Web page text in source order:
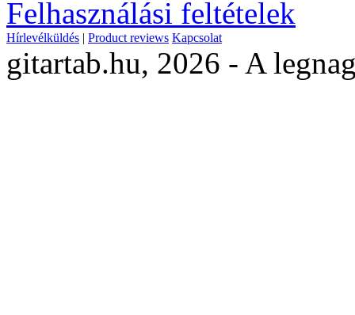
Felhasználási feltételek
Hírlevélküldés | Product reviews Kapcsolat
gitartab.hu, 2026 - A